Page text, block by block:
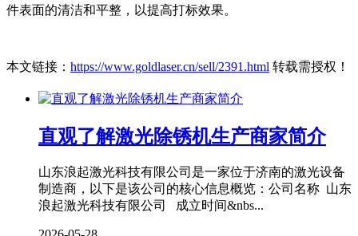
件表面的清洁和平整，以提高打标效果。
本文链接： https://www.goldlaser.cn/sell/2391.html 转载需授权！
直观了解激光除锈机生产商家简介
山东浪起激光科技有限公司是一家位于济南的激光设备
制造商，以下是该公司的核心信息概览：公司名称 山东
浪起激光科技有限公司 成立时间&nbs...